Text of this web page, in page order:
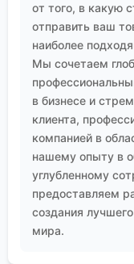
от того, в какую
отправить ваш
наиболее
Мы сочетаем
в бизнесе и
клиента,
компанией в
нашему опыту в
углубленному
предоставляем
создания
мира.